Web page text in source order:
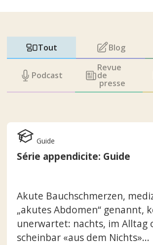
Tout Blog
Podcast
Revue
de
presse
Guide
Série appendicite: Guide
Akute Bauchschmerzen,
„akutes Abdomen“ genannt,
unerwartet: nachts, im Alltag
scheinbar «aus dem Nichts»...